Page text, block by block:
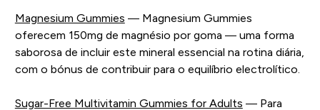
Magnesium Gummies — Magnesium Gummies
oferecem 150mg de magnésio por goma — uma forma
saborosa de incluir este mineral essencial na rotina diária,
com o bónus de contribuir para o equilíbrio electrolítico.
Sugar-Free Multivitamin Gummies for Adults — Para